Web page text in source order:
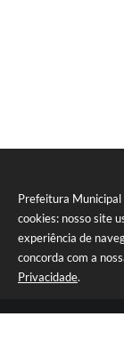
Prefeitura Municipal
cookies: nosso site
experiência de
concorda com a
Privacidade.